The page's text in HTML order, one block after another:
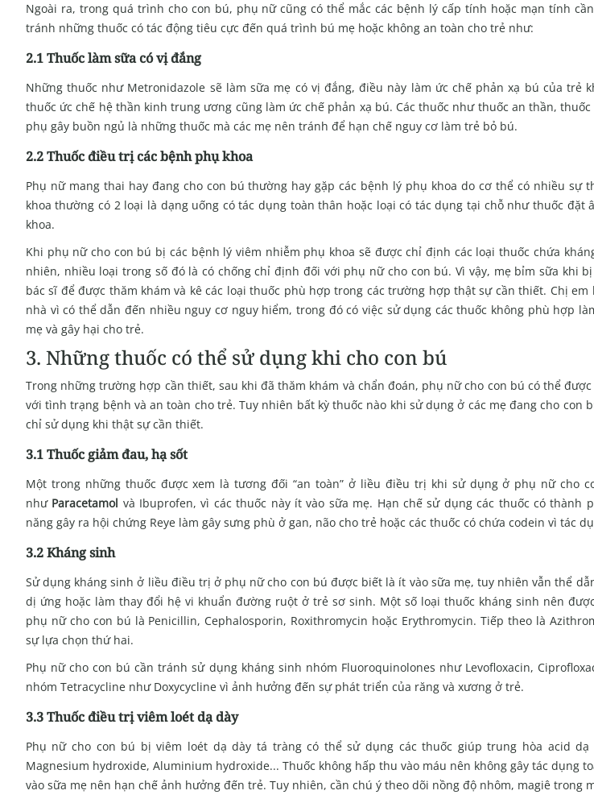
Ngoài ra, trong quá trình cho con bú, phụ nữ cũng có thể mắc các bệnh lý cấp tính hoặc mạn tính
tránh những thuốc có tác động tiêu cực đến quá trình bú mẹ hoặc không an toàn cho trẻ như:
2.1 Thuốc làm sữa có vị đắng
Những thuốc như Metronidazole sẽ làm sữa mẹ có vị đắng, điều này làm ức chế phản xạ bú của trẻ
thuốc ức chế hệ thần kinh trung ương cũng làm ức chế phản xạ bú. Các thuốc như thuốc an thần,
phụ gây buồn ngủ là những thuốc mà các mẹ nên tránh để hạn chế nguy cơ làm trẻ bỏ bú.
2.2 Thuốc điều trị các bệnh phụ khoa
Phụ nữ mang thai hay đang cho con bú thường hay gặp các bệnh lý phụ khoa do cơ thể có nhiều sự
khoa thường có 2 loại là dạng uống có tác dụng toàn thân hoặc loại có tác dụng tại chỗ như thuốc đặt
khoa.
Khi phụ nữ cho con bú bị các bệnh lý viêm nhiễm phụ khoa sẽ được chỉ định các loại thuốc chứa
nhiên, nhiều loại trong số đó là có chống chỉ định đối với phụ nữ cho con bú. Vì vậy, mẹ bỉm sữa khi
bác sĩ để được thăm khám và kê các loại thuốc phù hợp trong các trường hợp thật sự cần thiết. Chị
nhà vì có thể dẫn đến nhiều nguy cơ nguy hiểm, trong đó có việc sử dụng các thuốc không phù hợp
mẹ và gây hại cho trẻ.
3. Những thuốc có thể sử dụng khi cho con bú
Trong những trường hợp cần thiết, sau khi đã thăm khám và chẩn đoán, phụ nữ cho con bú có thể
với tình trạng bệnh và an toàn cho trẻ. Tuy nhiên bất kỳ thuốc nào khi sử dụng ở các mẹ đang cho con
chỉ sử dụng khi thật sự cần thiết.
3.1 Thuốc giảm đau, hạ sốt
Một trong những thuốc được xem là tương đối “an toàn” ở liều điều trị khi sử dụng ở phụ nữ cho
như Paracetamol và Ibuprofen, vì các thuốc này ít vào sữa mẹ. Hạn chế sử dụng các thuốc có thành
năng gây ra hội chứng Reye làm gây sưng phù ở gan, não cho trẻ hoặc các thuốc có chứa codein vì tác
3.2 Kháng sinh
Sử dụng kháng sinh ở liều điều trị ở phụ nữ cho con bú được biết là ít vào sữa mẹ, tuy nhiên vẫn thể
dị ứng hoặc làm thay đổi hệ vi khuẩn đường ruột ở trẻ sơ sinh. Một số loại thuốc kháng sinh nên
phụ nữ cho con bú là Penicillin, Cephalosporin, Roxithromycin hoặc Erythromycin. Tiếp theo là
sự lựa chọn thứ hai.
Phụ nữ cho con bú cần tránh sử dụng kháng sinh nhóm Fluoroquinolones như Levofloxacin,
nhóm Tetracycline như Doxycycline vì ảnh hưởng đến sự phát triển của răng và xương ở trẻ.
3.3 Thuốc điều trị viêm loét dạ dày
Phụ nữ cho con bú bị viêm loét dạ dày tá tràng có thể sử dụng các thuốc giúp trung hòa acid dạ
Magnesium hydroxide, Aluminium hydroxide... Thuốc không hấp thu vào máu nên không gây tác dụng
vào sữa mẹ nên hạn chế ảnh hưởng đến trẻ. Tuy nhiên, cần chú ý theo dõi nồng độ nhôm, magiê trong